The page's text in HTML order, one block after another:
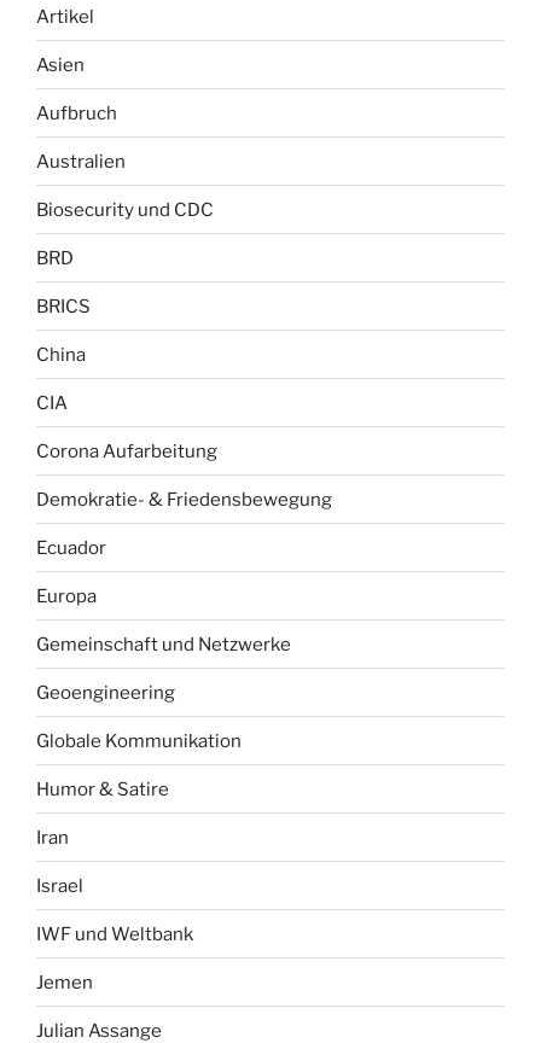
Artikel
Asien
Aufbruch
Australien
Biosecurity und CDC
BRD
BRICS
China
CIA
Corona Aufarbeitung
Demokratie- & Friedensbewegung
Ecuador
Europa
Gemeinschaft und Netzwerke
Geoengineering
Globale Kommunikation
Humor & Satire
Iran
Israel
IWF und Weltbank
Jemen
Julian Assange